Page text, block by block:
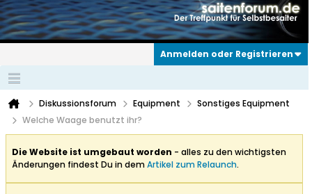
Anmelden oder Registrieren
Diskussionsforum Equipment
Sonstiges Equipment
Welche Waage benutzt ihr?
Die Website ist umgebaut worden - alles zu den wichtigsten
Änderungen findest Du in demArtikel zum Relaunch.